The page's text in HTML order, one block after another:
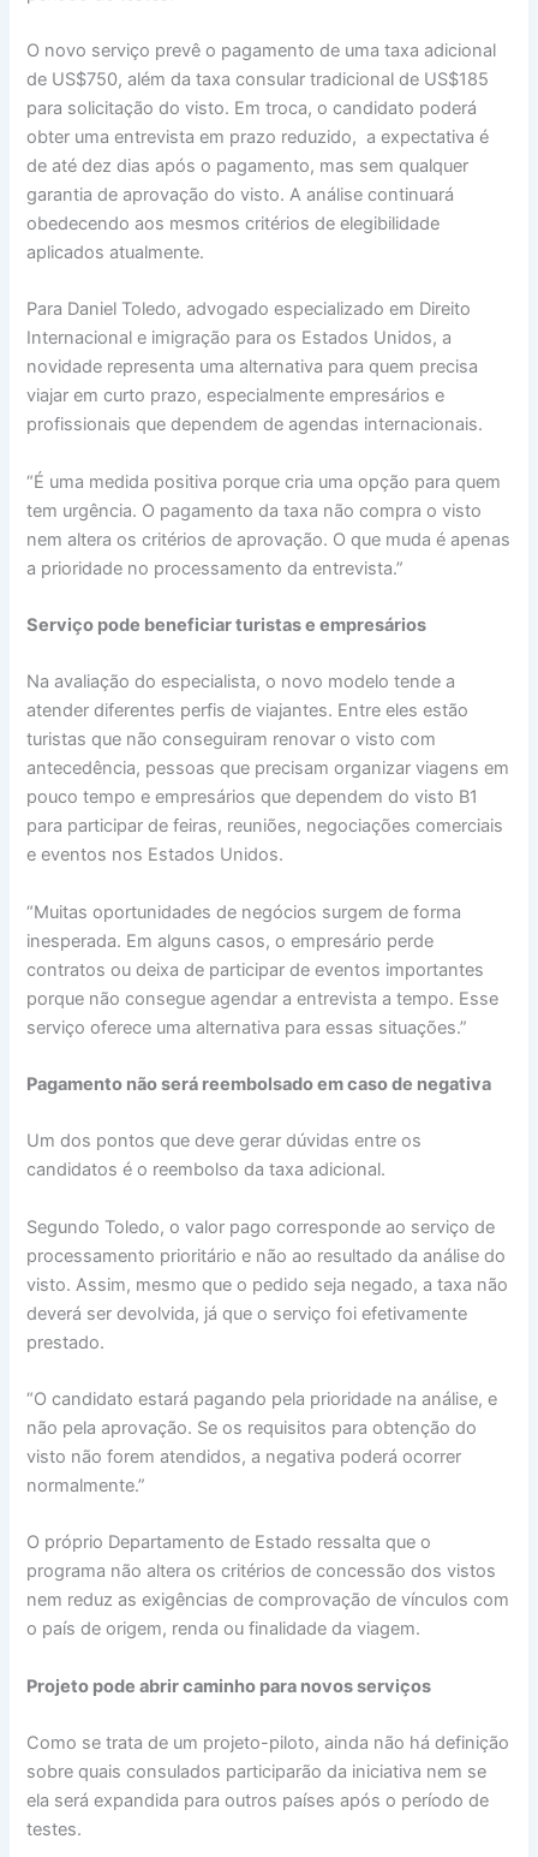
O novo serviço prevê o pagamento de uma taxa adicional
de US$750, além da taxa consular tradicional de US$185
para solicitação do visto. Em troca, o candidato poderá
obter uma entrevista em prazo reduzido, a expectativa é
de até dez dias após o pagamento, mas sem qualquer
garantia de aprovação do visto. A análise continuará
obedecendo aos mesmos critérios de elegibilidade
aplicados atualmente.
Para Daniel Toledo, advogado especializado em Direito
Internacional e imigração para os Estados Unidos, a
novidade representa uma alternativa para quem precisa
viajar em curto prazo, especialmente empresários e
profissionais que dependem de agendas internacionais.
“É uma medida positiva porque cria uma opção para quem
tem urgência. O pagamento da taxa não compra o visto
nem altera os critérios de aprovação. O que muda é apenas
a prioridade no processamento da entrevista.”
Serviço pode beneficiar turistas e empresários
Na avaliação do especialista, o novo modelo tende a
atender diferentes perfis de viajantes. Entre eles estão
turistas que não conseguiram renovar o visto com
antecedência, pessoas que precisam organizar viagens em
pouco tempo e empresários que dependem do visto B1
para participar de feiras, reuniões, negociações comerciais
e eventos nos Estados Unidos.
“Muitas oportunidades de negócios surgem de forma
inesperada. Em alguns casos, o empresário perde
contratos ou deixa de participar de eventos importantes
porque não consegue agendar a entrevista a tempo. Esse
serviço oferece uma alternativa para essas situações.”
Pagamento não será reembolsado em caso de negativa
Um dos pontos que deve gerar dúvidas entre os
candidatos é o reembolso da taxa adicional.
Segundo Toledo, o valor pago corresponde ao serviço de
processamento prioritário e não ao resultado da análise do
visto. Assim, mesmo que o pedido seja negado, a taxa não
deverá ser devolvida, já que o serviço foi efetivamente
prestado.
“O candidato estará pagando pela prioridade na análise, e
não pela aprovação. Se os requisitos para obtenção do
visto não forem atendidos, a negativa poderá ocorrer
normalmente.”
O próprio Departamento de Estado ressalta que o
programa não altera os critérios de concessão dos vistos
nem reduz as exigências de comprovação de vínculos com
o país de origem, renda ou finalidade da viagem.
Projeto pode abrir caminho para novos serviços
Como se trata de um projeto-piloto, ainda não há definição
sobre quais consulados participarão da iniciativa nem se
ela será expandida para outros países após o período de
testes.